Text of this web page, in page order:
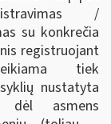
/
su konkrečia
registruojant
tiek
nustatyta
dėl asmens